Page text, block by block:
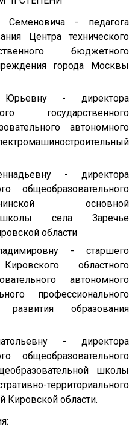
- педагога
Центра технического
бюджетного
города Москвы
- директора
государственного
автономного
- директора
общеобразовательного
основной
школы села Заречье
области
- старшего
областного
автономного
профессионального
развития образования
- директора
общеобразовательного
школы
территориального
Кировской области.